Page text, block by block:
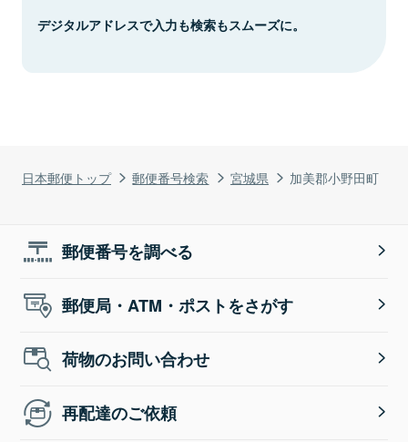
日本郵便トップ 郵便番号検索 宮城県 加美郡小野田町
デジタルアドレスで入力も検索もスムーズに。
郵便番号を調べる
郵便局・ATM・ポストをさがす
荷物のお問い合わせ
再配達のご依頼